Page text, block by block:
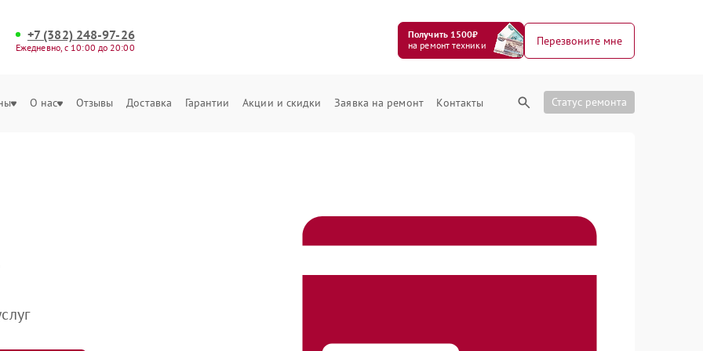
+7 (382) 248-97-26
Ежедневно, с 10:00 до 20:00
Получить 1500₽
на ремонт техники
Перезвоните мне
О нас Отзывы Доставка Гарантии Акции и скидки Заявка на ремонт Контакты Статус ремонта